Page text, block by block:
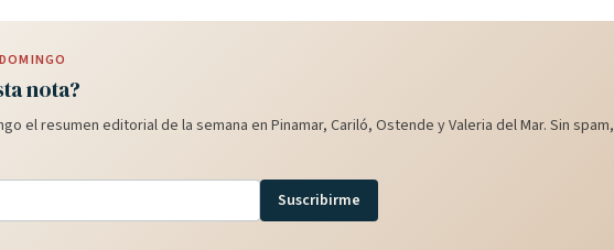
nota?
el resumen editorial de la semana en Pinamar, Cariló, Ostende y Valeria del Mar. Sin spam,
Suscribirme